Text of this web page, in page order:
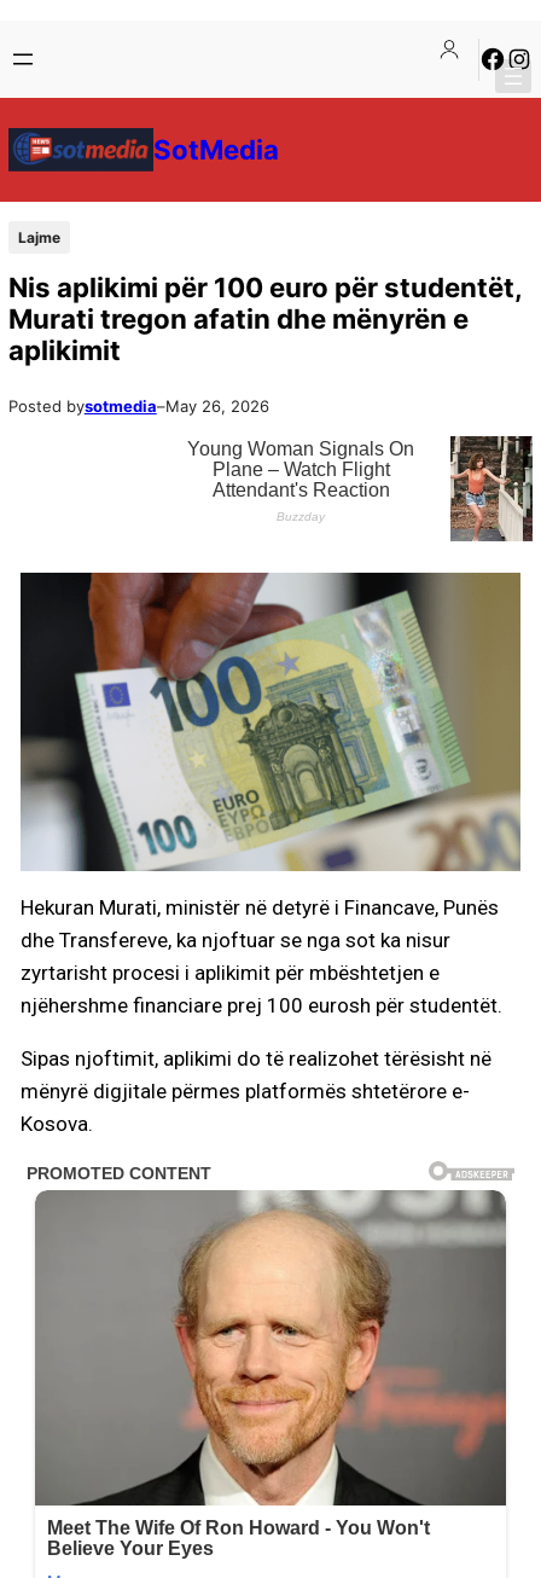
SotMedia
Lajme
Nis aplikimi për 100 euro për studentët,
Murati tregon afatin dhe mënyrën e
aplikimit
Posted bysotmedia–May 26, 2026
Hekuran Murati, ministër në detyrë i Financave, Punës
dhe Transfereve, ka njoftuar se nga sot ka nisur
zyrtarisht procesi i aplikimit për mbështetjen e
njëhershme financiare prej 100 eurosh për studentët.
Sipas njoftimit, aplikimi do të realizohet tërësisht në
mënyrë digjitale përmes platformës shtetërore e-
Kosova.